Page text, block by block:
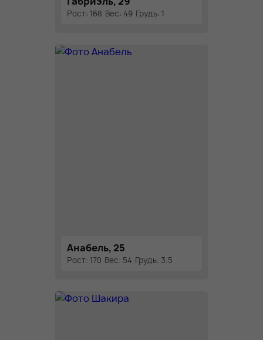
Рост: 168 Вес: 49 Грудь: 1
Анабель, 25
Рост: 170 Вес: 54 Грудь: 3.5